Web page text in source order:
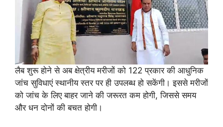
लैब शुरू होने से अब क्षेत्रीय मरीजों को 122 प्रकार की आधुनिक
जांच सुविधाएं स्थानीय स्तर पर ही उपलब्ध हो सकेंगी। इससे मरीजों
को जांच के लिए बाहर जाने की जरूरत कम होगी, जिससे समय
और धन दोनों की बचत होगी।